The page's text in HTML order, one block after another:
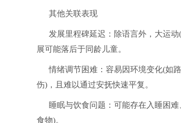
其他关联表现
发展里程碑延迟：除语言外，大运
展可能落后于同龄儿童。
情绪调节困难：容易因环境变化(如
伤)，且难以通过安抚快速平复。
睡眠与饮食问题：可能存在入睡困
食物)。